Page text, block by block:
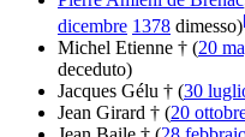
dicembre 1378 dimesso)
Michel Etienne † (20
deceduto)
Jacques Gélu † (30
Jean Girard † (20